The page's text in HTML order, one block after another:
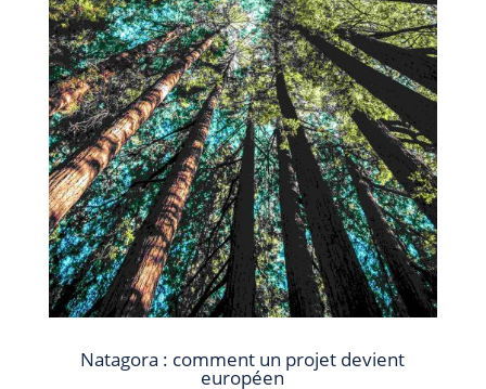
Natagora : comment un projet devient
européen